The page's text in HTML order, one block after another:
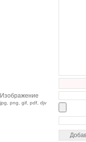
Изображение
jpg, png, gif, pdf, djv